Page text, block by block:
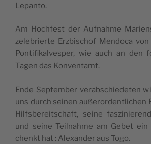
Lepanto.
Am Hoch­fest der Auf­nahme
zele­brierte Erz­bi­schof Men­do­ca von
Pon­ti­fi­kal­ves­per, wie auch an den
Tagen das Konventamt.
Ende Sep­tem­ber verab­schie­de­ten
uns durch sei­nen auße­ror­dent­li­chen
Hilf­sbe­reit­schaft, seine
und seine Teil­nahme am Gebet
chenkt hat : Alexan­der aus Togo.